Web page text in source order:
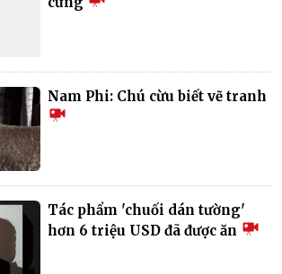
Nam Phi: Chú cừu biết vẽ tranh
Tác phẩm 'chuối dán tường'
hơn 6 triệu USD đã được ăn